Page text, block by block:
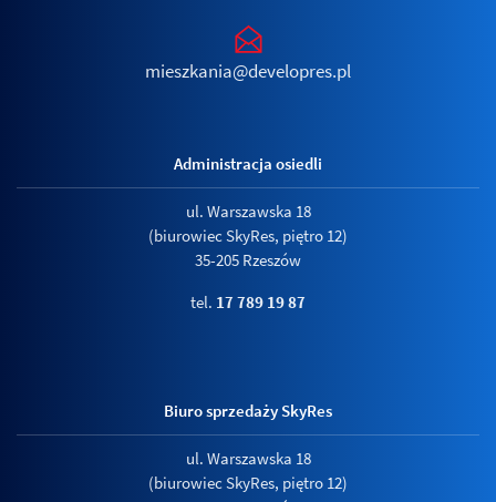
mieszkania@developres.pl
Administracja osiedli
ul. Warszawska 18
(biurowiec SkyRes, piętro 12)
35-205 Rzeszów
tel. 17 789 19 87
Biuro sprzedaży SkyRes
ul. Warszawska 18
(biurowiec SkyRes, piętro 12)